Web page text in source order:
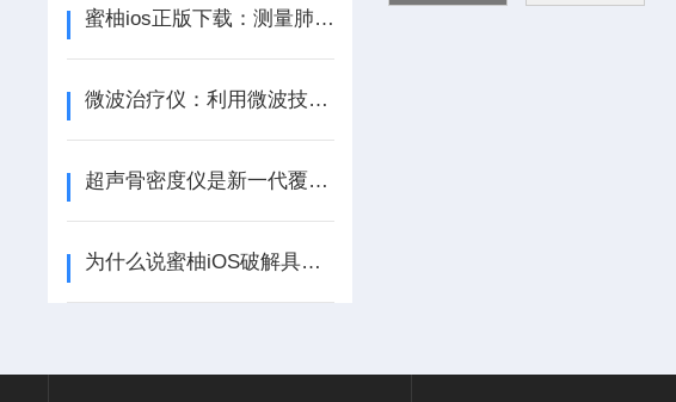
蜜柚ios正版下载：测量肺部健康的重要工具
微波治疗仪：利用微波技术实现物理疗法的神奇设备
超声骨密度仪是新一代覆盖全年龄段使用的骨密度仪
为什么说蜜柚iOS破解具有广阔的市场前景